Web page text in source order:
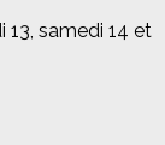
13, samedi 14 et